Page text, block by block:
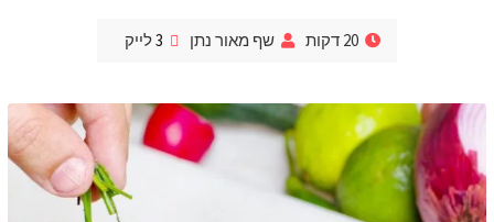
20 דקות שף מאור נתן 3לייק